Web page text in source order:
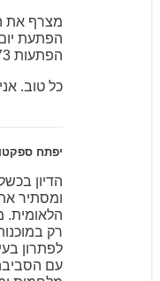
מצרף את
הפתעת
הפתעות 1973 ל-2023.
כל טוב.
יפתח
הדיון
ומסתיר
הלאומית.
רק
לפתרון
עם